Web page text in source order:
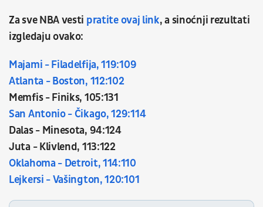
Za sve NBA vesti pratite ovaj link, a sinoćnji rezultati
izgledaju ovako:
Majami - Filadelfija, 119:109
Atlanta - Boston, 112:102
Memfis - Finiks, 105:131
San Antonio - Čikago, 129:114
Dalas - Minesota, 94:124
Juta - Klivlend, 113:122
Oklahoma - Detroit, 114:110
Lejkersi - Vašington, 120:101